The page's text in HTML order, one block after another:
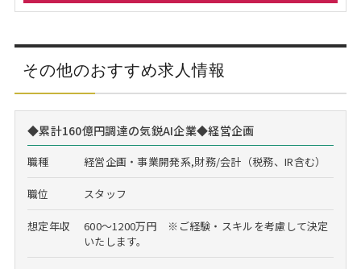
その他のおすすめ求人情報
◆累計160億円調達の気鋭AI企業◆経営企画
職種 経営企画・事業開発系,財務/会計（税務、IR含む）
職位 スタッフ
想定年収
600～1200万円 ※ご経験・スキルを考慮して決定
いたします。